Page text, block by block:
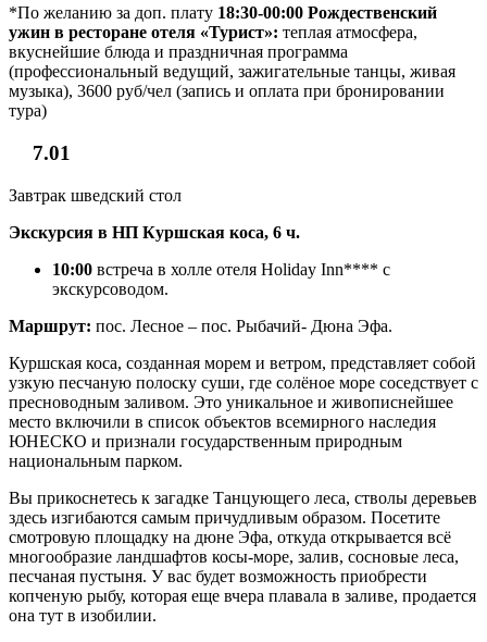
*По желанию за доп. плату 18:30-00:00 Рождественский
ужин в ресторане отеля «Турист»: теплая атмосфера,
вкуснейшие блюда и праздничная программа
(профессиональный ведущий, зажигательные танцы, живая
музыка), 3600 руб/чел (запись и оплата при бронировании
тура)
7.01
Завтрак шведский стол
Экскурсия в НП Куршская коса, 6 ч.
10:00 встреча в холле отеля Holiday Inn**** с
экскурсоводом.
Маршрут: пос. Лесное – пос. Рыбачий- Дюна Эфа.
Куршская коса, созданная морем и ветром, представляет собой
узкую песчаную полоску суши, где солёное море соседствует с
пресноводным заливом. Это уникальное и живописнейшее
место включили в список объектов всемирного наследия
ЮНЕСКО и признали государственным природным
национальным парком.
Вы прикоснетесь к загадке Танцующего леса, стволы деревьев
здесь изгибаются самым причудливым образом. Посетите
смотровую площадку на дюне Эфа, откуда открывается всё
многообразие ландшафтов косы-море, залив, сосновые леса,
песчаная пустыня. У вас будет возможность приобрести
копченую рыбу, которая еще вчера плавала в заливе, продается
она тут в изобилии.